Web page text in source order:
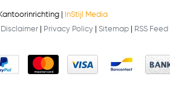
|
InStijl Media
Disclaimer Privacy Policy Sitemap RSS Feed